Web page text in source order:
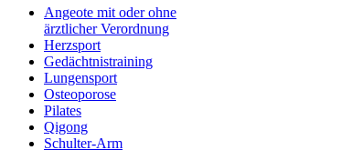
Angeote mit oder ohne
ärztlicher Verordnung
Herzsport
Gedächtnistraining
Lungensport
Osteoporose
Pilates
Qigong
Schulter-Arm